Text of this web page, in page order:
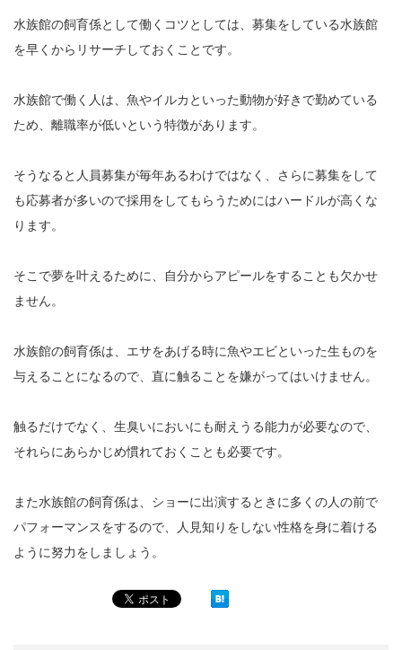
水族館の飼育係として働くコツとしては、募集をしている水族館
を早くからリサーチしておくことです。
水族館で働く人は、魚やイルカといった動物が好きで勤めている
ため、離職率が低いという特徴があります。
そうなると人員募集が毎年あるわけではなく、さらに募集をして
も応募者が多いので採用をしてもらうためにはハードルが高くな
ります。
そこで夢を叶えるために、自分からアピールをすることも欠かせ
ません。
水族館の飼育係は、エサをあげる時に魚やエビといった生ものを
与えることになるので、直に触ることを嫌がってはいけません。
触るだけでなく、生臭いにおいにも耐えうる能力が必要なので、
それらにあらかじめ慣れておくことも必要です。
また水族館の飼育係は、ショーに出演するときに多くの人の前で
パフォーマンスをするので、人見知りをしない性格を身に着ける
ように努力をしましょう。